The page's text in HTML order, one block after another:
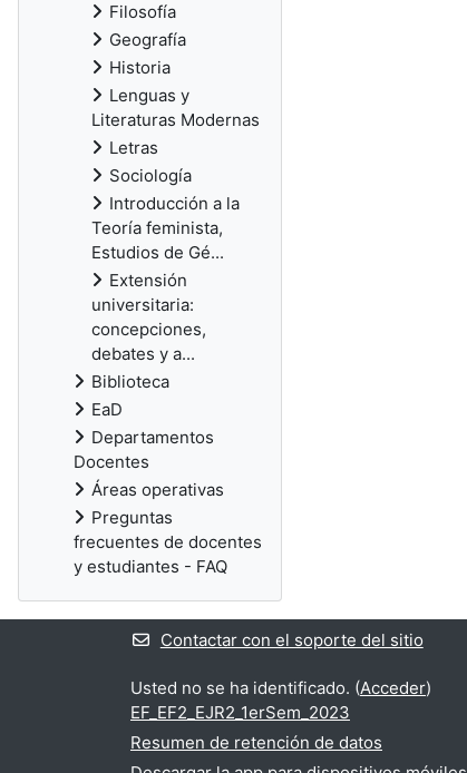
Filosofía
Geografía
Historia
Lenguas y
Literaturas Modernas
Letras
Sociología
Introducción a la
Teoría feminista,
Estudios de Gé...
Extensión
universitaria:
concepciones,
debates y a...
Biblioteca
EaD
Departamentos
Docentes
Áreas operativas
Preguntas
frecuentes de docentes
y estudiantes - FAQ
Contactar con el soporte del sitio
Usted no se ha identificado. (Acceder)
EF_EF2_EJR2_1erSem_2023
Resumen de retención de datos